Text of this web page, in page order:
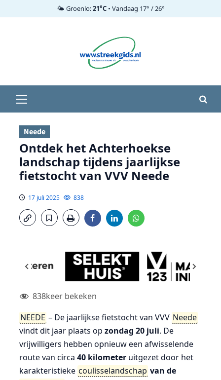
🌤️ Groenlo:21°C• Vandaag 17° / 26°
menu
Neede
Ontdek het Achterhoekse
landschap tijdens jaarlijkse
fietstocht van VVV Neede
17 juli 2025 838
838keer bekeken
NEEDE – De jaarlijkse fietstocht van VVV Neede
vindt dit jaar plaats op zondag 20 juli. De
vrijwilligers hebben opnieuw een afwisselende
route van circa 40 kilometeruitgezet door het
karakteristieke coulisselandschap van de